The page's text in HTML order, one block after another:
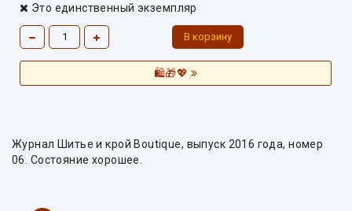
Это единственный экземпляр
🛍️🎁💖
Журнал Шитье и крой Boutique, выпуск 2016 года, номер
06. Состояние хорошее.